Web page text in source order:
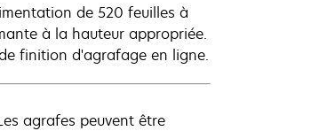
de 520 feuilles à
à la hauteur appropriée.
finition d'agrafage en ligne.
agrafes peuvent être